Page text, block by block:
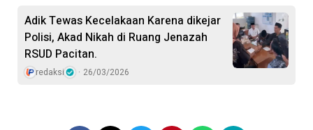
Adik Tewas Kecelakaan Karena dikejar
Polisi, Akad Nikah di Ruang Jenazah
RSUD Pacitan.
redaksi 26/03/2026